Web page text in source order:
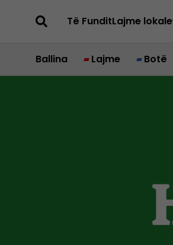
Të FunditLajme lokale
Ballina Lajme Botë